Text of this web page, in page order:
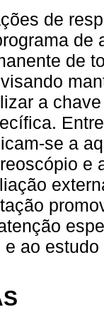
de
de
de
a
se a
e
e ao